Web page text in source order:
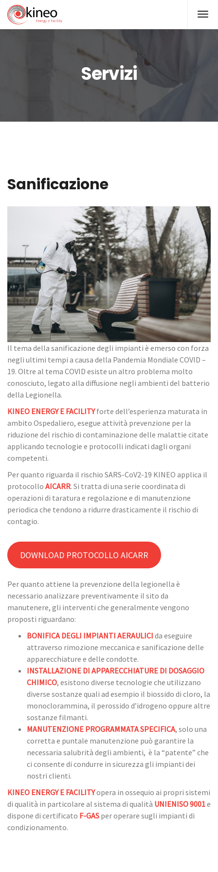
Servizi
Sanificazione
Il tema della sanificazione degli impianti è emerso con forza
negli ultimi tempi a causa della Pandemia Mondiale COVID –
19. Oltre al tema COVID esiste un altro problema molto
conosciuto, legato alla diffusione negli ambienti del batterio
della Legionella.
KINEO ENERGY E FACILITYforte dell’esperienza maturata in
ambito Ospedaliero, esegue attività prevenzione per la
riduzione del rischio di contaminazione delle malattie citate
applicando tecnologie e protocolli indicati dagli organi
competenti.
Per quanto riguarda il rischio SARS-CoV2-19 KINEO applica il
protocollo AICARR. Si tratta di una serie coordinata di
operazioni di taratura e regolazione e di manutenzione
periodica che tendono a ridurre drasticamente il rischio di
contagio.
DOWNLOAD PROTOCOLLO AICARR
Per quanto attiene la prevenzione della legionella è
necessario analizzare preventivamente il sito da
manutenere, gli interventi che generalmente vengono
proposti riguardano:
BONIFICA DEGLI IMPIANTI AERAULICI da eseguire
attraverso rimozione meccanica e sanificazione delle
apparecchiature e delle condotte.
INSTALLAZIONE DI APPARECCHIATURE DI DOSAGGIO
CHIMICO, esistono diverse tecnologie che utilizzano
diverse sostanze quali ad esempio il biossido di cloro, la
monoclorammina, il perossido d’idrogeno oppure altre
sostanze filmanti.
MANUTENZIONE PROGRAMMATA SPECIFICA, solo una
corretta e puntale manutenzione può garantire la
necessaria salubrità degli ambienti, è la “patente” che
ci consente di condurre in sicurezza gli impianti dei
nostri clienti.
KINEO ENERGY E FACILITYopera in ossequio ai propri sistemi
di qualità in particolare al sistema di qualità UNIENISO 9001e
dispone di certificato F-GAS per operare sugli impianti di
condizionamento.